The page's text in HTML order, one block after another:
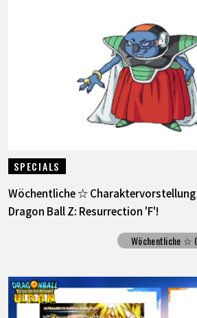
SPECIALS
Wöchentliche ☆ Charaktervorstellung
Dragon Ball Z: Resurrection 'F'!
Wöchentliche ☆